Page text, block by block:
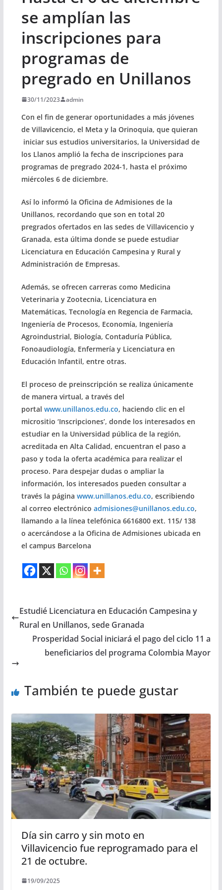
se amplían las
inscripciones para
programas de
pregrado en Unillanos
30/11/2023 admin
Con el fin de generar oportunidades a más jóvenes
de Villavicencio, el Meta y la Orinoquia, que quieran
iniciar sus estudios universitarios, la Universidad de
los Llanos amplió la fecha de inscripciones para
programas de pregrado 2024-1, hasta el próximo
miércoles 6 de diciembre.
Así lo informó la Oficina de Admisiones de la
Unillanos, recordando que son en total 20
pregrados ofertados en las sedes de Villavicencio y
Granada, esta última donde se puede estudiar
Licenciatura en Educación Campesina y Rural y
Administración de Empresas.
Además, se ofrecen carreras como Medicina
Veterinaria y Zootecnia, Licenciatura en
Matemáticas, Tecnología en Regencia de Farmacia,
Ingeniería de Procesos, Economía, Ingeniería
Agroindustrial, Biología, Contaduría Pública,
Fonoaudiología, Enfermería y Licenciatura en
Educación Infantil, entre otras.
El proceso de preinscripción se realiza únicamente
de manera virtual, a través del
portal www.unillanos.edu.co, haciendo clic en el
micrositio ‘Inscripciones’, donde los interesados en
estudiar en la Universidad pública de la región,
acreditada en Alta Calidad, encuentran el paso a
paso y toda la oferta académica para realizar el
proceso. Para despejar dudas o ampliar la
información, los interesados pueden consultar a
través la página www.unillanos.edu.co, escribiendo
al correo electrónico admisiones@unillanos.edu.co,
llamando a la línea telefónica 6616800 ext. 115/ 138
o acercándose a la Oficina de Admisiones ubicada en
el campus Barcelona
Estudié Licenciatura en Educación Campesina y
Rural en Unillanos, sede Granada
Prosperidad Social iniciará el pago del ciclo 11 a
beneficiarios del programa Colombia Mayor
También te puede gustar
Día sin carro y sin moto en
Villavicencio fue reprogramado para el
21 de octubre.
19/09/2025